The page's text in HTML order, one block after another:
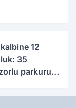
12
35
parkuru